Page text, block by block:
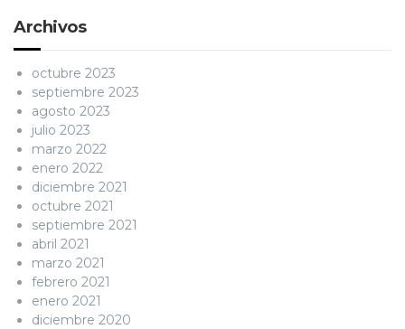
Archivos
octubre 2023
septiembre 2023
agosto 2023
julio 2023
marzo 2022
enero 2022
diciembre 2021
octubre 2021
septiembre 2021
abril 2021
marzo 2021
febrero 2021
enero 2021
diciembre 2020